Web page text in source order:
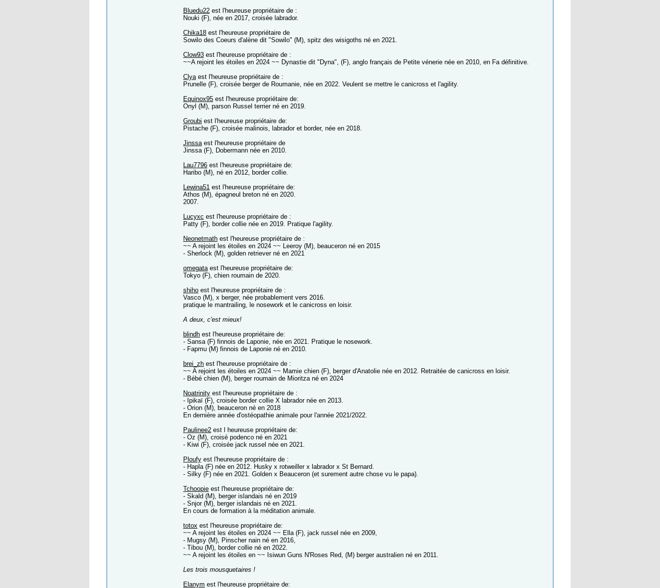
Bluedu22 est l'heureuse propriétaire de :
Nouki (F), née en 2017, croisée labrador.
Chika18 est l'heureuse propriétaire de
Sowilo des Coeurs d'alène dit "Sowilo" (M), spitz des wisigoths né en 2021.
Clow93 est l'heureuse propriétaire de :
~~A rejoint les étoiles en 2024 ~~ Dynastie dit "Dyna", (F), anglo français de Petite vénerie née en 2010, en Fa définitive.
Clyaest l'heureuse propriétaire de :
Prunelle (F), croisée berger de Roumanie, née en 2022. Veulent se mettre le canicross et l'agility.
Equinox95 est l'heureuse propriétaire de:
Onyl (M), parson Russel terrier né en 2019.
Groubi est l'heureuse propriétaire de:
Pistache (F), croisée malinois, labrador et border, née en 2018.
Jinssaest l'heureuse propriétaire de
Jinssa (F), Dobermann née en 2010.
Lau7796 est l'heureuse propriétaire de:
Haribo (M), né en 2012, border collie.
Lewina51 est l'heureuse propriétaire de:
Athos (M), épagneul breton né en 2020.
2007.
Lucyxc est l'heureuse propriétaire de :
Patty (F), border collie née en 2019. Pratique l'agility.
Neonetmath est l'heureuse propriétaire de :
~~ A rejoint les étoiles en 2024 ~~ Leeroy (M), beauceron né en 2015
- Sherlock (M), golden retriever né en 2021
omegataest l'heureuse propriétaire de:
Tokyo (F), chien roumain de 2020.
shiho est l'heureuse propriétaire de :
Vasco (M), x berger, née probablement vers 2016.
pratique le mantrailing, le nosework et le canicross en loisir.
A deux, c'est mieux!
blindh est l'heureuse propriétaire de:
- Sansa (F) finnois de Laponie, née en 2021. Pratique le nosework.
- Fapmu (M) finnois de Laponie né en 2010.
brei_zh est l'heureuse propriétaire de :
~~ A rejoint les étoiles en 2024 ~~ Mamie chien (F), berger d'Anatolie née en 2012. Retraitée de canicross en loisir.
- Bébé chien (M), berger roumain de Mioritza né en 2024
Noatrinity est l'heureuse propriétaire de :
- Ipikaï (F), croisée border collie X labrador née en 2013.
- Orion (M), beauceron né en 2018
En dernière année d'ostéopathie animale pour l'année 2021/2022.
Paulinee2 est l heureuse propriétaire de:
- Oz (M), croisé podenco né en 2021
- Kiwi (F), croisée jack russel née en 2021.
Ploufy est l'heureuse propriétaire de :
- Hapla (F) née en 2012. Husky x rotweiller x labrador x St Bernard.
- Silky (F) née en 2021. Golden x Beauceron (et surement autre chose vu le papa).
Tchoopie est l'heureuse propriétaire de:
- Skald (M), berger islandais né en 2019
- Snjor (M), berger islandais né en 2021.
En cours de formation à la méditation animale.
totox est l'heureuse propriétaire de:
~~ A rejoint les étoiles en 2024 ~~ Ella (F), jack russel née en 2009,
- Mugsy (M), Pinscher nain né en 2016,
- Tibou (M), border collie né en 2022.
~~ A rejoint les étoiles en ~~ Isiwun Guns N'Roses Red, (M) berger australien né en 2011.
Les trois mousquetaires !
Elanym est l'heureuse propriétaire de: